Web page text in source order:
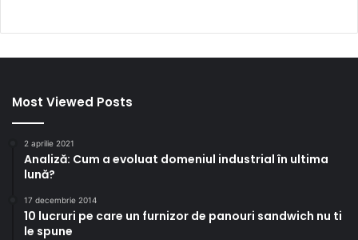
Most Viewed Posts
2 aprilie 2021
Analiză: Cum a evoluat domeniul industrial în ultima
lună?
17 decembrie 2014
10 lucruri pe care un furnizor de panouri sandwich nu ti
le spune